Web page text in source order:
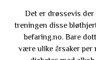
Det er drøssevis
treningen disse
befaring.no. Bare
være ulike årsaker